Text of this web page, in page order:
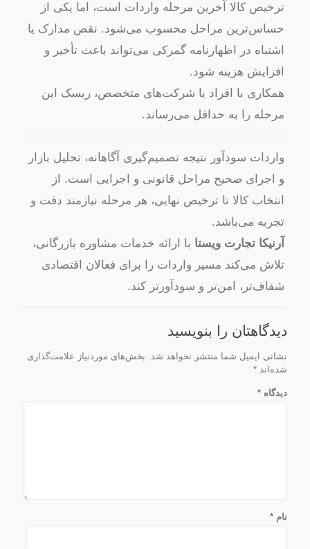
ترخیص کالا آخرین مرحله واردات است، اما یکی از
حساس‌ترین مراحل محسوب می‌شود. نقص مدارک یا
اشتباه در اظهارنامه گمرکی می‌تواند باعث تأخیر و
افزایش هزینه شود.
همکاری با افراد یا شرکت‌های متخصص، ریسک این
مرحله را به حداقل می‌رساند.
واردات سودآور نتیجه تصمیم‌گیری آگاهانه، تحلیل بازار
و اجرای صحیح مراحل قانونی و اجرایی است. از
انتخاب کالا تا ترخیص نهایی، هر مرحله نیازمند دقت و
تجربه می‌باشد.
آرنیکا تجارت ویستا با ارائه خدمات مشاوره بازرگانی،
تلاش می‌کند مسیر واردات را برای فعالان اقتصادی
شفاف‌تر، امن‌تر و سودآورتر کند.
دیدگاهتان را بنویسید
نشانی ایمیل شما منتشر نخواهد شد. بخش‌های موردنیاز علامت‌گذاری
شده‌اند*
دیدگاه*
نام*